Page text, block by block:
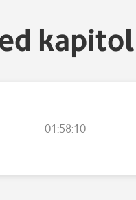
kapitol
01:58:10